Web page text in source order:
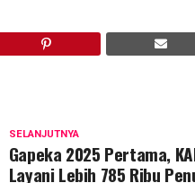
SELANJUTNYA
Gapeka 2025 Pertama,
Layani Lebih 785 Ribu